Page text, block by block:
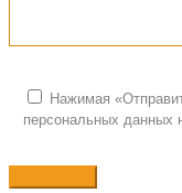
Нажимая
персональных данных